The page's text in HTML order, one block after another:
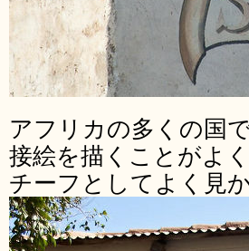
アフリカの多くの国
接絵を描くことがよ
チーフとしてよく見